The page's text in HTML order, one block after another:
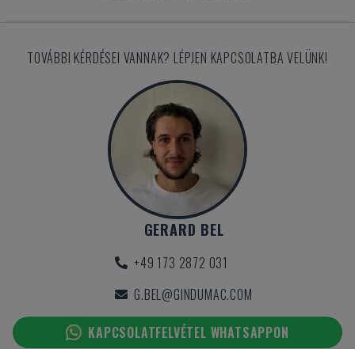
TOVÁBBI KÉRDÉSEI VANNAK? LÉPJEN KAPCSOLATBA VELÜNK!
GERARD BEL
+49 173 2872 031
G.BEL@GINDUMAC.COM
KAPCSOLATFELVÉTEL WHATSAPPON